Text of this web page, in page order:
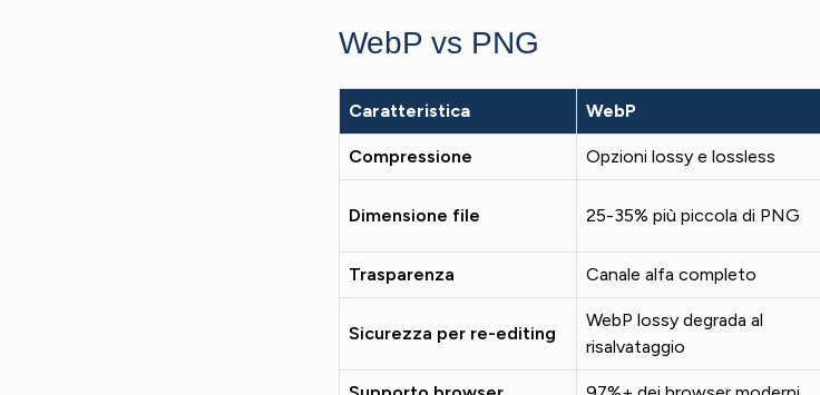
WebP vs PNG
Caratteristica WebP
Compressione Opzioni lossy e lossless
Dimensione file 25-35% più piccola di PNG
Trasparenza Canale alfa completo
Sicurezza per re-editing
WebP lossy degrada al
risalvataggio